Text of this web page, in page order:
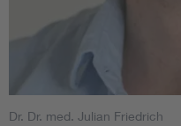
Dr. Dr. med. Julian Friedrich